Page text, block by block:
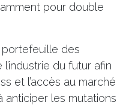
pour double
des
du futur afin
et l’accès au marché
anticiper les mutations